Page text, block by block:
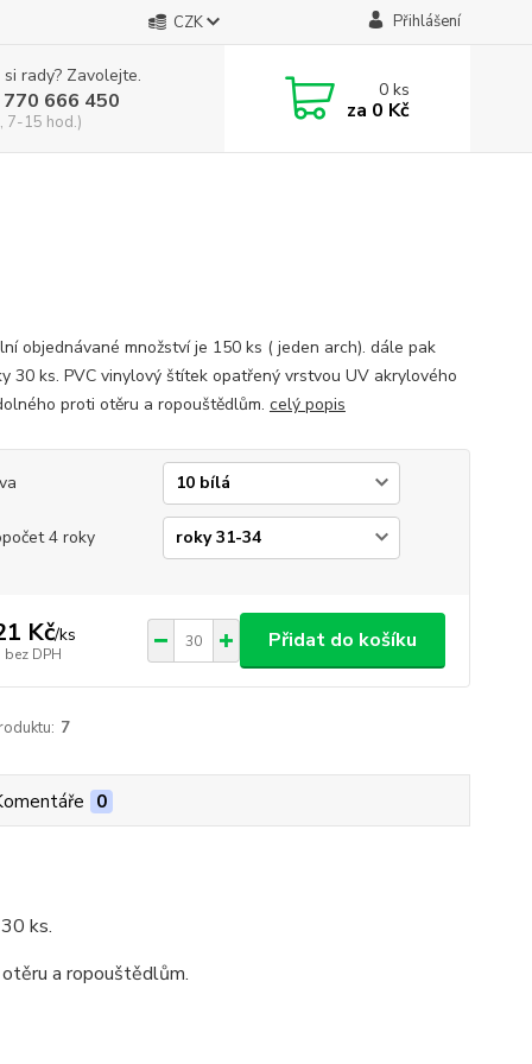
CZK Přihlášení
rady? Zavolejte.
666 450
7-15 hod.)
0ks
za 0 Kč
objednávané množství je 150 ks ( jeden arch). dále pak
30 ks. PVC vinylový štítek opatřený vrstvou UV akrylového
proti otěru a ropouštědlům. celý popis
4 roky
Kč/ks
bez DPH
Přidat do košíku
7
0
ks.
a ropouštědlům.